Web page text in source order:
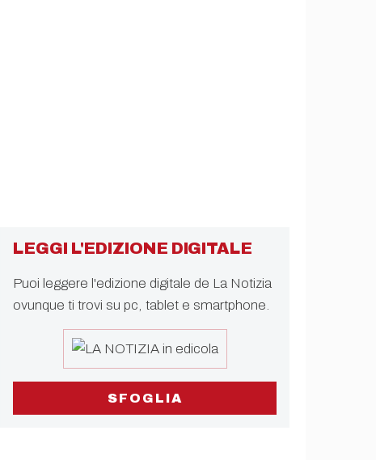
LEGGI L'EDIZIONE DIGITALE
Puoi leggere l'edizione digitale de La Notizia
ovunque ti trovi su pc, tablet e smartphone.
SFOGLIA